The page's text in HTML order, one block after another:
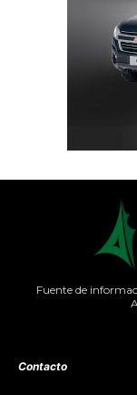
Fuente de
Contacto